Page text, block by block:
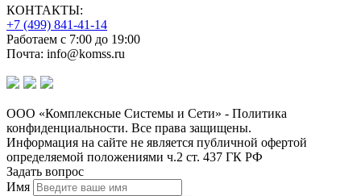
КОНТАКТЫ:
+7 (499) 841-41-14
Работаем с 7:00 до 19:00
Почта: info@komss.ru
ООО «Комплексные Системы и Сети» - Политика
конфиденциальности. Все права защищены.
Информация на сайте не является публичной офертой
определяемой положениями ч.2 ст. 437 ГК РФ
Задать вопрос
Имя